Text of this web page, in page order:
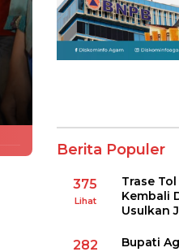
Berita Populer
375
Lihat
Trase
Kembali
Usulkan
282
Bupati